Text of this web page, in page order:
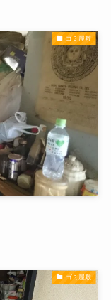
ゴミ屋敷
ゴミ屋敷